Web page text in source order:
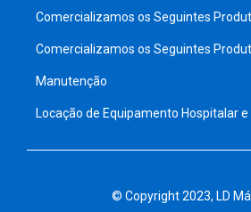
Comercializamos os Seguintes
Comercializamos os Seguintes
Manutenção
Locação de Equipamento Hospitalar e
© Copyright 2023, LD